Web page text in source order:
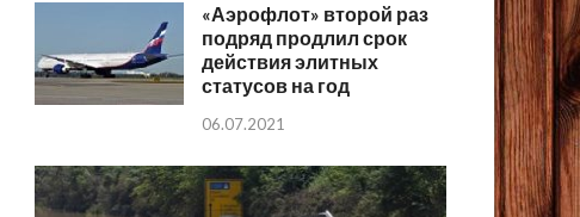
«Аэрофлот» второй раз
подряд продлил срок
действия элитных
статусов на год
06.07.2021